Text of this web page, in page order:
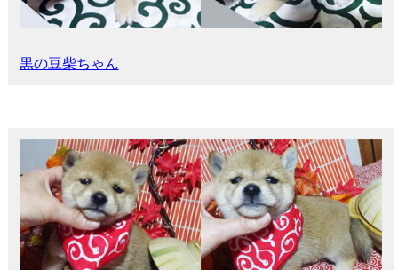
黒の豆柴ちゃん